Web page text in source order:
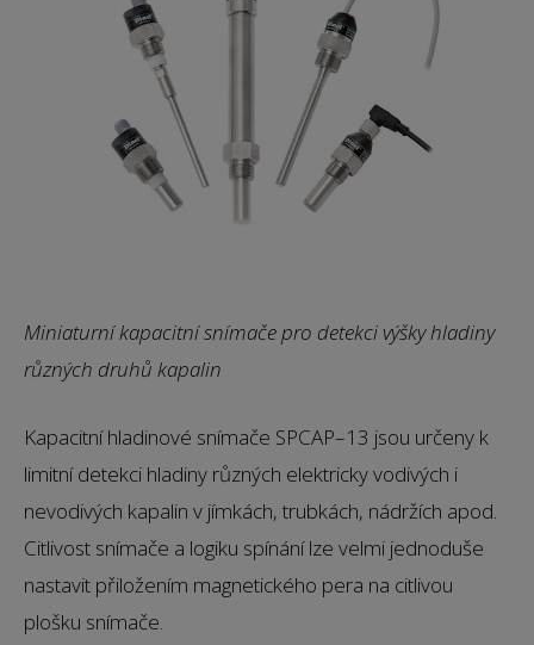
Miniaturní kapacitní snímače pro detekci výšky hladiny
různých druhů kapalin
Kapacitní hladinové snímače SPCAP–13 jsou určeny k
limitní detekci hladiny různých elektricky vodivých i
nevodivých kapalin v jímkách, trubkách, nádržích apod.
Citlivost snímače a logiku spínání lze velmi jednoduše
nastavit přiložením magnetického pera na citlivou
plošku snímače.